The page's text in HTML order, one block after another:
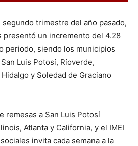
trimestre del año pasado,
presentó un incremento del 4.28
periodo, siendo los municipios
Luis Potosí, Ríoverde,
y Soledad de Graciano
remesas a San Luis Potosí
Atlanta y California, y el IMEI
invita cada semana a la